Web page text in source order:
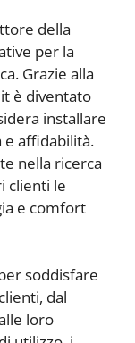
della
per la
Grazie alla
è diventato
installare
e affidabilità.
nella ricerca
clienti le
e comfort
soddisfare
dal
loro